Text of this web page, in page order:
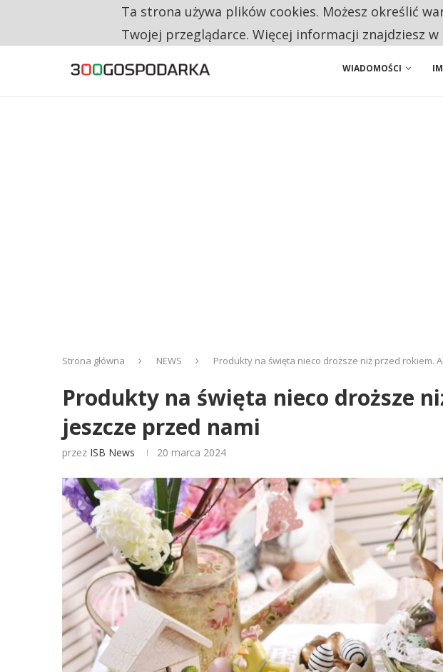
RESTRYKCJE CHIN UDERZAJĄ W EUROPEJSKI PRZEMYSŁ. NA LIŚCIE SĄ
WIADOMOŚCI
Strona główna NEWS Produkty na święta nieco droższe niż przed rokiem.
Produkty na święta nieco droższe
jeszcze przed nami
przez ISB News 20 marca 2024
Ta strona używa plików cookies. Możesz określić
Twojej przeglądarce. Więcej informacji znajdziesz w